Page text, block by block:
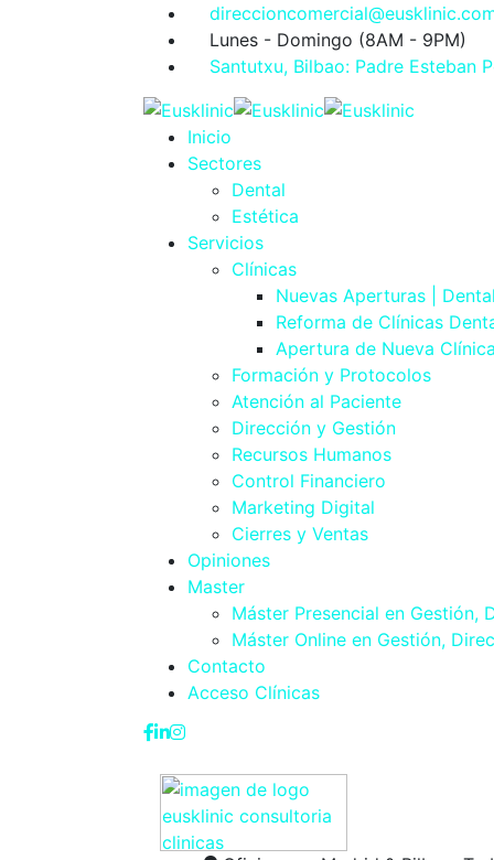
Lunes - Domingo (8AM - 9PM)
Santutxu, Bilbao: Padre Esteban
Inicio
Sectores
Dental
Estética
Servicios
Clínicas
Nuevas Aperturas |
Reforma de Clínicas
Apertura de Nueva
Formación y Protocolos
Atención al Paciente
Dirección y Gestión
Recursos Humanos
Control Financiero
Marketing Digital
Cierres y Ventas
Opiniones
Master
Máster Presencial en Gestión,
Máster Online en Gestión,
Contacto
Acceso Clínicas